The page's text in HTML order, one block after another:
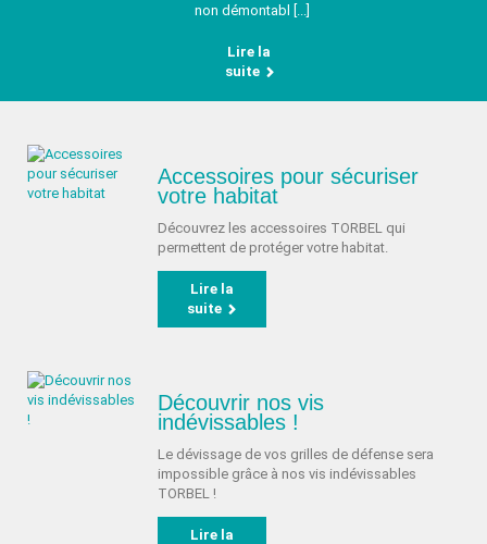
non démontabl [...]
Lire la
suite
Accessoires pour sécuriser
votre habitat
Découvrez les accessoires TORBEL qui
permettent de protéger votre habitat.
Lire la
suite
Découvrir nos vis
indévissables !
Le dévissage de vos grilles de défense sera
impossible grâce à nos vis indévissables
TORBEL !
Lire la